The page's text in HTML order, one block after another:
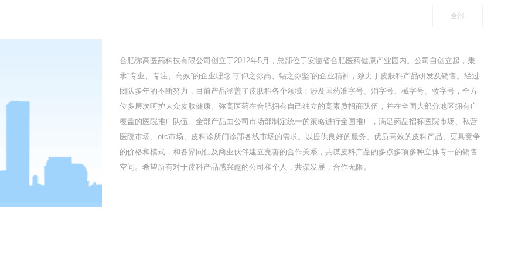
全部
合肥弥高医药科技有限公司创立于2012年5月，总部位于安徽省合肥医药健康产业园内。公司自创立起，秉
承“专业、专注、高效”的企业理念与“仰之弥高、钻之弥坚”的企业精神，致力于皮肤科产品研发及销售。经过
团队多年的不断努力，目前产品涵盖了皮肤科各个领域：涉及国药准字号、消字号、械字号、妆字号，全方
位多层次呵护大众皮肤健康。弥高医药在合肥拥有自己独立的高素质招商队伍，并在全国大部分地区拥有广
覆盖的医院推广队伍。全部产品由公司市场部制定统一的策略进行全国推广，满足药品招标医院市场、私营
医院市场、otc市场、皮科诊所门诊部各线市场的需求。以提供良好的服务、优质高效的皮科产品、更具竞争
的价格和模式，和各界同仁及商业伙伴建立完善的合作关系，共谋皮科产品的多点多项多种立体专一的销售
空间。希望所有对于皮科产品感兴趣的公司和个人，共谋发展，合作无限。